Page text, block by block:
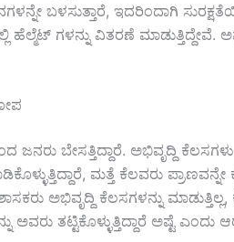
ಬಳಸುತ್ತಾರೆ, ಇದರಿಂದಾಗಿ
ಹೆಲ್ಮೆಟ್ ಗಳನ್ನು ವಿತರಣೆ ಮಾಡುತ್ತಿದ್ದೇವೆ.
ಜನರು ಬೇಸತ್ತಿದ್ದಾರೆ. ಅಭಿವೃದ್ದಿ
ಮತ್ತೆ ಕೆಲವರು
ಅಭಿವೃದ್ದಿ ಕೆಲಸಗಳನ್ನು
ತಟ್ಟಿಕೊಳ್ಳುತ್ತಿದ್ದಾರೆ ಅಷ್ಟೆ ಎಂದು